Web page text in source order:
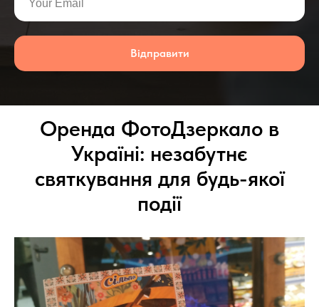
Відправити
Оренда ФотоДзеркало в
Україні: незабутнє
святкування для будь-якої
події